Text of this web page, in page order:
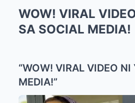
WOW! VIRAL
SA SOCIAL MEDIA!
“WOW! VIRAL VIDEO
MEDIA!”